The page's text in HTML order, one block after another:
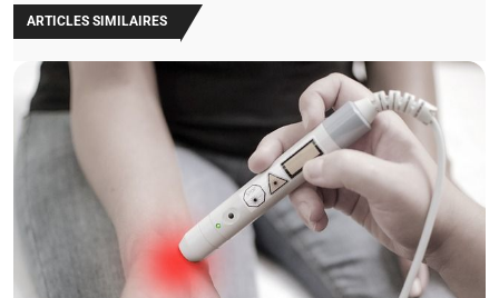
ARTICLES SIMILAIRES